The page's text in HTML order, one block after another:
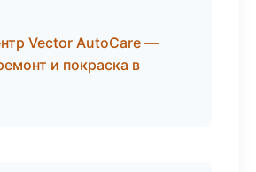
Vector AutoCare —
и покраска в